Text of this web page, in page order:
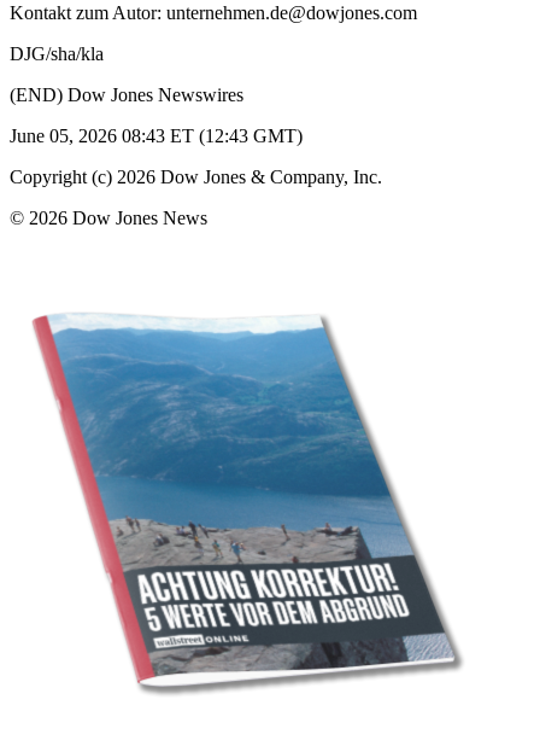
Kontakt zum Autor: unternehmen.de@dowjones.com
DJG/sha/kla
(END) Dow Jones Newswires
June 05, 2026 08:43 ET (12:43 GMT)
Copyright (c) 2026 Dow Jones & Company, Inc.
© 2026 Dow Jones News